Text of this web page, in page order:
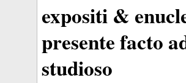
expositi &
presente facto
studioso